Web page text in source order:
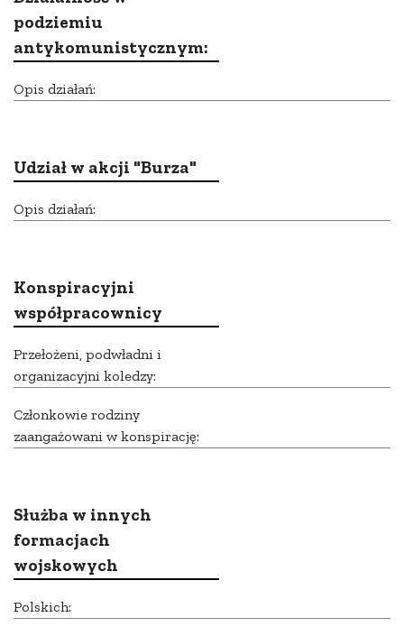
podziemiu
antykomunistycznym:
Opis działań:
Udział w akcji "Burza"
Opis działań:
Konspiracyjni
współpracownicy
Przełożeni, podwładni i
organizacyjni koledzy:
Członkowie rodziny
zaangażowani w konspirację:
Służba w innych
formacjach
wojskowych
Polskich: